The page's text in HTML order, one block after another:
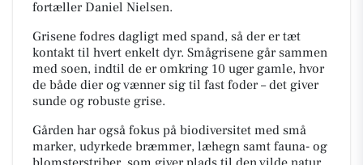
fortæller Daniel Nielsen.
Grisene fodres dagligt med spand, så der er tæt
kontakt til hvert enkelt dyr. Smågrisene går sammen
med soen, indtil de er omkring 10 uger gamle, hvor
de både dier og vænner sig til fast foder – det giver
sunde og robuste grise.
Gården har også fokus på biodiversitet med små
marker, udyrkede bræmmer, læhegn samt fauna- og